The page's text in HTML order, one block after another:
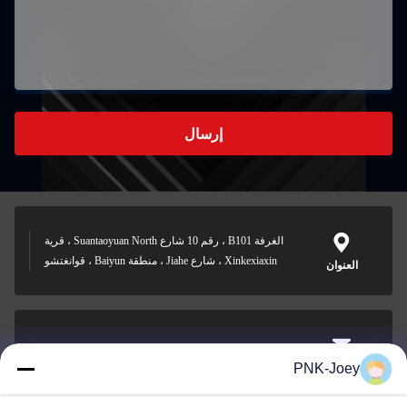
إرسال
العنوان
الغرفة B101 ، رقم 10 شارع Suantaoyuan North ، قرية
Xinkexiaxin ، شارع Jiahe ، منطقة Baiyun ، قوانغتشو
البريد
xianzhihao@gzxingchao.infoPNK-Joey